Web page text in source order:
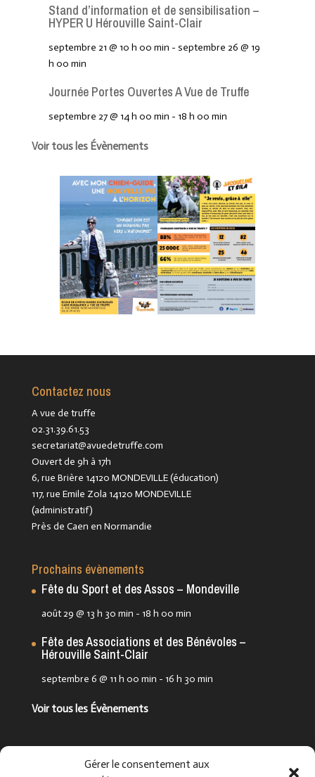
Gérer le consentement aux
Stand d’information et de sensibilisation –
HYPER U Hérouville Saint-Clair
septembre 21 @ 10 h 00 min - septembre 26 @ 19
h 00 min
Journée Portes Ouvertes A Vue de Truffe
septembre 27 @ 14 h 00 min - 18 h 00 min
Voir tous les Évènements
Contactez nous
A vue de truffe
02.31.39.61.53
secretariat@avuedetruffe.com
Ouvert de 9h à 17h
6, rue Brière 14120 MONDEVILLE (éducation)
117, rue Emile Zola 14120 MONDEVILLE
(administratif)
Près de Caen en Normandie
Prochains évènements
Fête du Sport et des Assos – Mondeville
août 29 @ 13 h 30 min - 18 h 00 min
Fête des Associations et des Bénévoles –
Hérouville Saint-Clair
septembre 6 @ 11 h 00 min - 16 h 30 min
Voir tous les Évènements
Suivez-nous !